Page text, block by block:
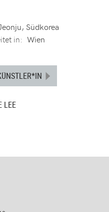
Südkorea
in: Wien
LEE